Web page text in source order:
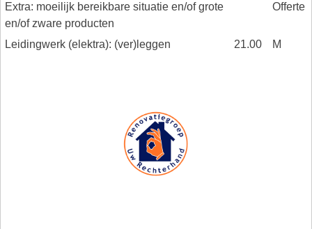
Extra: moeilijk bereikbare situatie en/of grote
en/of zware producten
Offerte
Leidingwerk (elektra): (ver)leggen 21.00 M